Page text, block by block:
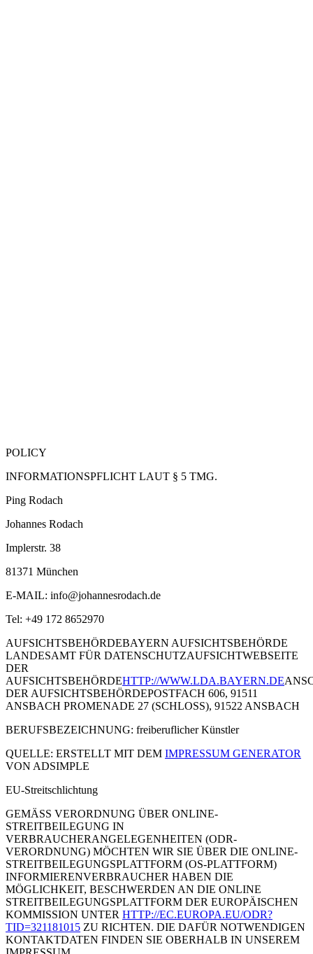
POLICY
INFORMATIONSPFLICHT LAUT § 5 TMG.
Ping Rodach
Johannes Rodach
Implerstr. 38
81371 München
E-MAIL: info@johannesrodach.de
Tel: +49 172 8652970
AUFSICHTSBEHÖRDEBAYERN AUFSICHTSBEHÖRDE
LANDESAMT FÜR DATENSCHUTZAUFSICHTWEBSEITE
DER
AUFSICHTSBEHÖRDEHTTP://WWW.LDA.BAYERN.DE
DER AUFSICHTSBEHÖRDEPOSTFACH 606, 91511
ANSBACH PROMENADE 27 (SCHLOSS), 91522 ANSBACH
BERUFSBEZEICHNUNG: freiberuflicher Künstler
QUELLE: ERSTELLT MIT DEM IMPRESSUM GENERATOR
VON ADSIMPLE
EU-Streitschlichtung
GEMÄSS VERORDNUNG ÜBER ONLINE-
STREITBEILEGUNG IN
VERBRAUCHERANGELEGENHEITEN (ODR-
VERORDNUNG) MÖCHTEN WIR SIE ÜBER DIE ONLINE-
STREITBEILEGUNGSPLATTFORM (OS-PLATTFORM)
INFORMIERENVERBRAUCHER HABEN DIE
MÖGLICHKEIT, BESCHWERDEN AN DIE ONLINE
STREITBEILEGUNGSPLATTFORM DER EUROPÄISCHEN
KOMMISSION UNTER HTTP://EC.EUROPA.EU/ODR?
TID=321181015 ZU RICHTEN. DIE DAFÜR NOTWENDIGEN
KONTAKTDATEN FINDEN SIE OBERHALB IN UNSEREM